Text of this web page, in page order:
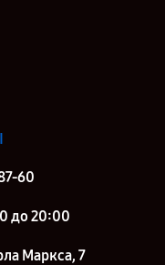
60
до 20:00
Маркса, 7